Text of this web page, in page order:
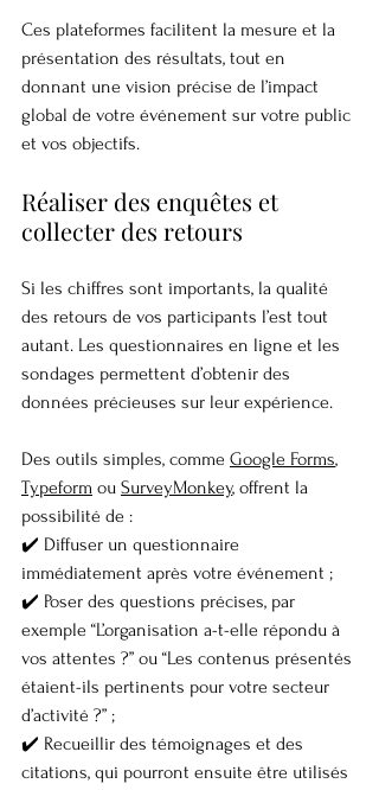
Ces plateformes facilitent la mesure et la
présentation des résultats, tout en
donnant une vision précise de l’impact
global de votre événement sur votre public
et vos objectifs.
Réaliser des enquêtes et
collecter des retours
Si les chiffres sont importants, la qualité
des retours de vos participants l’est tout
autant. Les questionnaires en ligne et les
sondages permettent d’obtenir des
données précieuses sur leur expérience.
Des outils simples, comme Google Forms,
Typeform ou SurveyMonkey, offrent la
possibilité de :
✔️ Diffuser un questionnaire
immédiatement après votre événement ;
✔️ Poser des questions précises, par
exemple “L’organisation a-t-elle répondu à
vos attentes ?” ou “Les contenus présentés
étaient-ils pertinents pour votre secteur
d’activité ?” ;
✔️ Recueillir des témoignages et des
citations, qui pourront ensuite être utilisés